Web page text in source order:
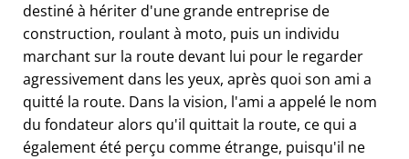
destiné à hériter d'une grande entreprise de
construction, roulant à moto, puis un individu
marchant sur la route devant lui pour le regarder
agressivement dans les yeux, après quoi son ami a
quitté la route. Dans la vision, l'ami a appelé le nom
du fondateur alors qu'il quittait la route, ce qui a
également été perçu comme étrange, puisqu'il ne